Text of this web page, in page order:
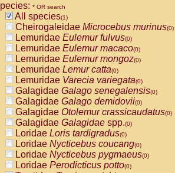
CebidaeCebus capucinus
CebidaeCebus nigrivittatus
CebidaeCebus spp.(0)
CebidaeSaimiri boliviensis(0)
CebidaeSaimiri sciureus(0)
AtelidaeAlouatta caraya(0)
AtelidaeAlouatta fusca(0)
AtelidaeAlouatta seniculus(0)
AtelidaeAlouattaspp.(0)
AtelidaeAteles belzebuth(0)
AtelidaeAteles geoffroyi(0)
AtelidaeAteles paniscus(0)
AtelidaeAtelesspp.(0)
AtelidaeLagothrix lagothricha(0)
AtelidaeLagothrix lagothricha cana
PitheciidaeCacajao calvus
* OR search
All species(1)
Cheirogaleidae Microcebus murinus(0)
Lemuridae Eulemur fulvus(0)
Lemuridae Eulemur macaco(0)
Lemuridae Eulemur mongoz(0)
Lemuridae Lemur catta(0)
Lemuridae Varecia variegata(0)
Galagidae Galago senegalensis(0)
Galagidae Galago demidovii(0)
Galagidae Otolemur crassicaudatus(0)
Galagidae Galagidae spp.(0)
Loridae Loris tardigradus(0)
Loridae Nycticebus coucang(0)
Loridae Nycticebus pygmaeus(0)
Loridae Perodicticus potto(0)